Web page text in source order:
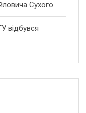
Сухого
відбувся